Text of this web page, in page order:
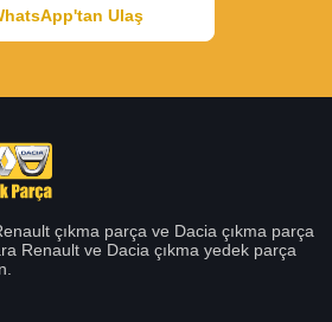
Ulaş
çıkma parça ve Dacia çıkma parça
Renault ve Dacia çıkma yedek parça